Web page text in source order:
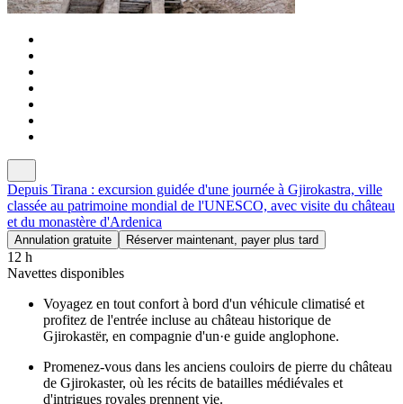
Depuis Tirana : excursion guidée d'une journée à Gjirokastra, ville
classée au patrimoine mondial de l'UNESCO, avec visite du château
et du monastère d'Ardenica
Annulation gratuite Réserver maintenant, payer plus tard
12 h
Navettes disponibles
Voyagez en tout confort à bord d'un véhicule climatisé et
profitez de l'entrée incluse au château historique de
Gjirokastër, en compagnie d'un·e guide anglophone.
Promenez-vous dans les anciens couloirs de pierre du château
de Gjirokaster, où les récits de batailles médiévales et
d'intrigues royales prennent vie.